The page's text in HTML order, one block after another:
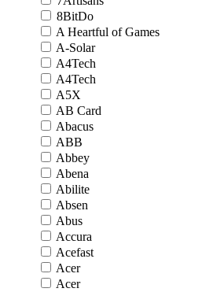
8BitDo
A Heartful of Games
A-Solar
A4Tech
A4Tech
A5X
AB Card
Abacus
ABB
Abbey
Abena
Abilite
Absen
Abus
Accura
Acefast
Acer
Acer